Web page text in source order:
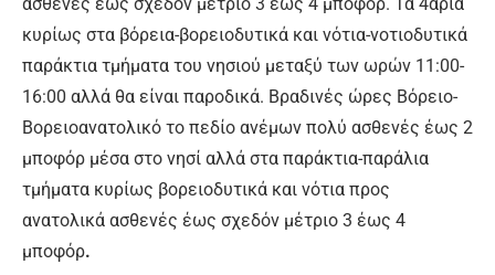
κυρίως στα βόρεια-βορειοδυτικά και νότια-νοτιοδυτικά
παράκτια τμήματα του νησιού μεταξύ των ωρών 11:00-
16:00 αλλά θα είναι παροδικά. Βραδινές ώρες Βόρειο-
Βορειοανατολικό το πεδίο ανέμων πολύ ασθενές έως 2
μποφόρ μέσα στο νησί αλλά στα παράκτια-παράλια
τμήματα κυρίως βορειοδυτικά και νότια προς
ανατολικά ασθενές έως σχεδόν μέτριο 3 έως 4
μποφόρ.